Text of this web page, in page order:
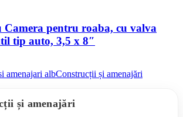
Camera pentru roaba, cu valva
tip auto, 3,5 x 8″
Construcții și amenajări
și amenajări